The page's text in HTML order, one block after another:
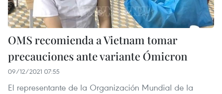
OMS recomienda a Vietnam tomar
precauciones ante variante Ómicron
09/12/2021 07:55
El representante de la Organización Mundial de la